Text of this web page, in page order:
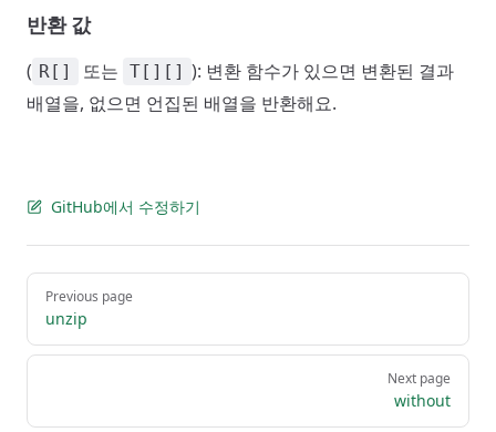
반환 값
( R[] 또는 T[][] ): 변환 함수가 있으면 변환된 결과
배열을, 없으면 언집된 배열을 반환해요.
GitHub에서 수정하기
Pager
Previous page
unzip
Next page
without